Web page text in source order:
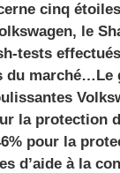
cinq
le
tests
du marché…Le
la protection
pour la
d’aide à la